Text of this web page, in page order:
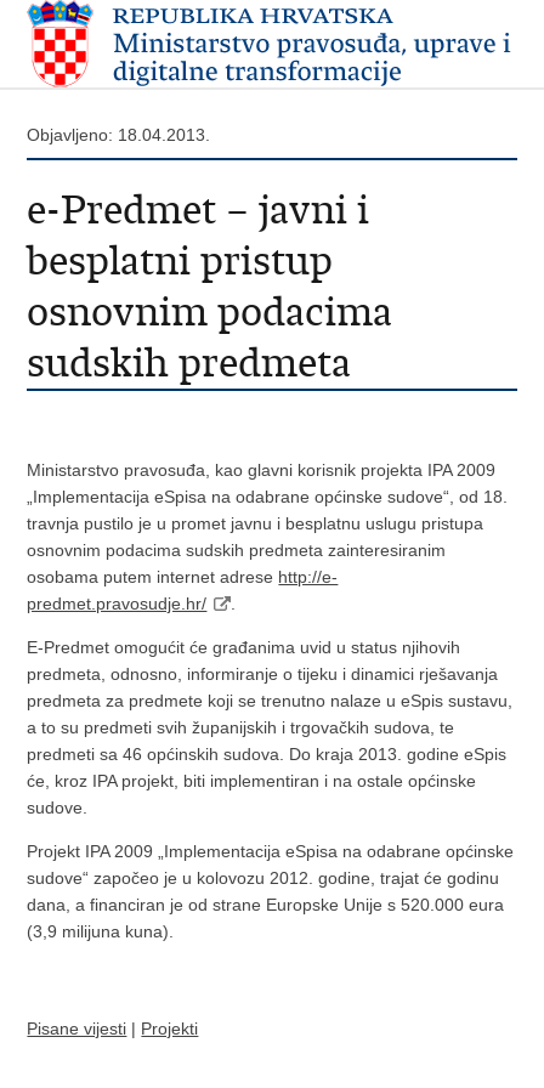
Objavljeno: 18.04.2013.
e-Predmet – javni i
besplatni pristup
osnovnim podacima
sudskih predmeta
Ministarstvo pravosuđa, kao glavni korisnik projekta IPA 2009
„Implementacija eSpisa na odabrane općinske sudove“, od 18.
travnja pustilo je u promet javnu i besplatnu uslugu pristupa
osnovnim podacima sudskih predmeta zainteresiranim
osobama putem internet adrese http://e-
predmet.pravosudje.hr/
E-Predmet omogućit će građanima uvid u status njihovih
predmeta, odnosno, informiranje o tijeku i dinamici rješavanja
predmeta za predmete koji se trenutno nalaze u eSpis sustavu,
a to su predmeti svih županijskih i trgovačkih sudova, te
predmeti sa 46 općinskih sudova. Do kraja 2013. godine eSpis
će, kroz IPA projekt, biti implementiran i na ostale općinske
sudove.
Projekt IPA 2009 „Implementacija eSpisa na odabrane općinske
sudove“ započeo je u kolovozu 2012. godine, trajat će godinu
dana, a financiran je od strane Europske Unije s 520.000 eura
(3,9 milijuna kuna).
Pisane vijesti | Projekti